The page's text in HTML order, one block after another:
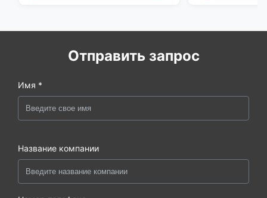
Отправить запрос
Имя *
Название компании